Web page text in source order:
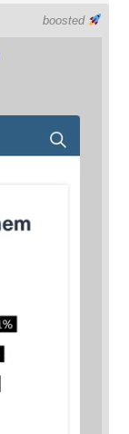
boosted